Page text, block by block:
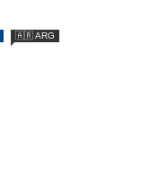
🇦🇷 ARG